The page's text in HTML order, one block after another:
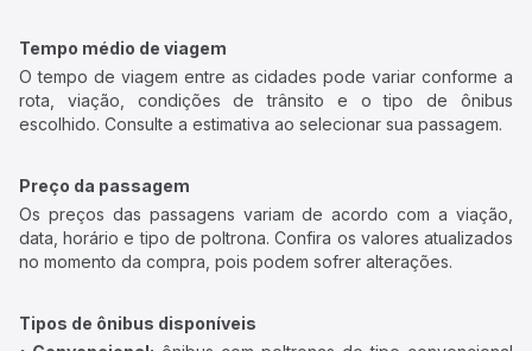
Tempo médio de viagem
O tempo de viagem entre as cidades pode variar conforme a
rota, viação, condições de trânsito e o tipo de ônibus
escolhido. Consulte a estimativa ao selecionar sua passagem.
Preço da passagem
Os preços das passagens variam de acordo com a viação,
data, horário e tipo de poltrona. Confira os valores atualizados
no momento da compra, pois podem sofrer alterações.
Tipos de ônibus disponíveis